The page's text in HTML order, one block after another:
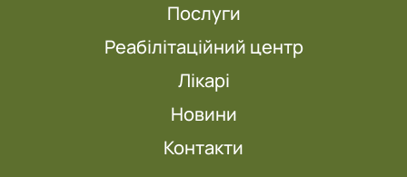
Послуги
Реабілітаційний центр
Лікарі
Новини
Контакти